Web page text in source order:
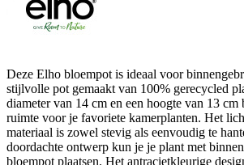
Deze Elho bloempot is ideaal voor
stijlvolle pot gemaakt van 100% gerecycled
diameter van 14 cm en een hoogte van 13
ruimte voor je favoriete kamerplanten. Het
materiaal is zowel stevig als eenvoudig te
doordachte ontwerp kun je je plant met
bloempot plaatsen. Het antracietkleurige